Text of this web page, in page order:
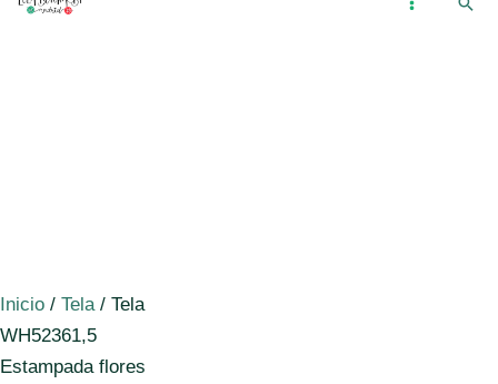
Ir
Inicio / Tela/ Tela
WH52361,5
Estampada flores